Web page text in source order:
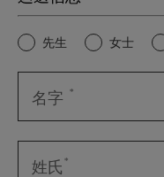
先生 女士
名字
姓氏